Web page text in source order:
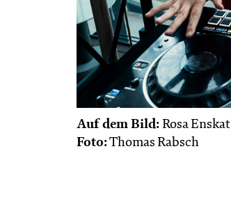
Auf dem Bild: Rosa Enskat
Foto:Thomas Rabsch